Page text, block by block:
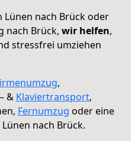
Lünen nach Brück oder
nach Brück, wir helfen,
stressfrei umziehen
,
– & Klaviertransport,
Fernumzug oder eine
nach Brück.